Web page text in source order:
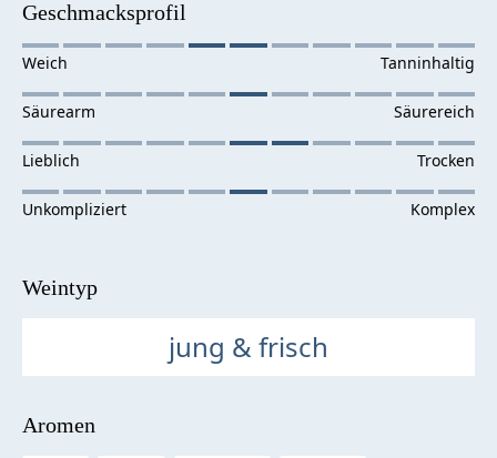
Geschmacksprofil
Weintyp
jung & frisch
Aromen